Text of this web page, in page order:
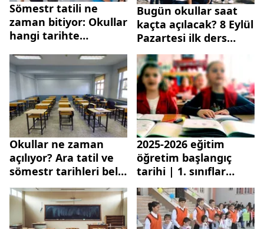
Sömestr tatili ne
zaman bitiyor: Okullar
hangi tarihte
MEB takvimi
Bugün okullar saat
kaçta açılacak? 8 Eylül
Pazartesi ilk ders
kaçta başlayıp, kaçta
bitecek? İlkokul,
ortaokul, lise...
Okullar ne zaman
açılıyor? Ara tatil ve
sömestr tarihleri belli
oldu mu? MEB 2025-
2026 eğitim öğretim
yılı takvimi
2025-2026 eğitim
öğretim başlangıç
tarihi | 1. sınıflar
okula ne zaman
başlayacak? Okullar
ayın kaçında açılacak?